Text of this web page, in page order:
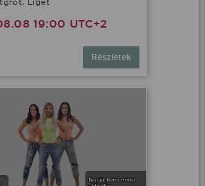
19:00 UTC+2
Részletek